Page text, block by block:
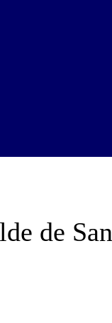
de